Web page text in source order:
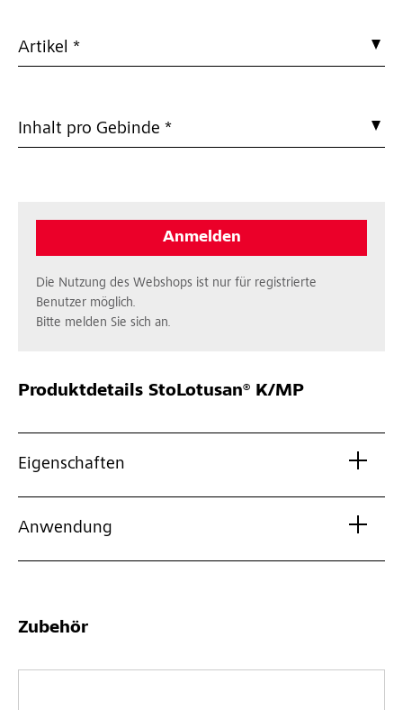
Artikel *
Inhalt pro Gebinde *
Anmelden
Die Nutzung des Webshops ist nur für registrierte
Benutzer möglich.
Bitte melden Sie sich an.
Produktdetails StoLotusan® K/MP
Eigenschaften
Anwendung
Zubehör